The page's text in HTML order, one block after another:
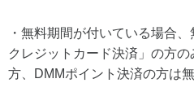
・無料期間が付いている場合
クレジットカード決済」の方
方、DMMポイント決済の方は